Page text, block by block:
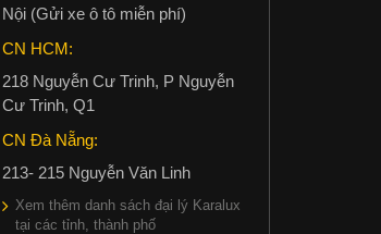
Nội (Gửi xe ô tô miễn phí)
CN HCM:
218 Nguyễn Cư Trinh, P Nguyễn
Cư Trinh, Q1
CN Đà Nẵng:
213- 215 Nguyễn Văn Linh
Xem thêm danh sách đại lý Karalux
tại các tỉnh, thành phố